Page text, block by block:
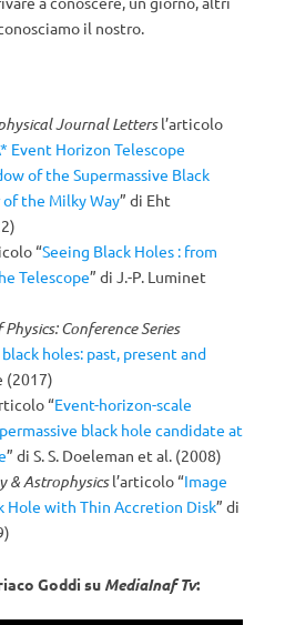
il nostro.
Journal Lettersl’articolo
Event Horizon Telescope
of the Supermassive Black
the Milky Way” di Eht
“Seeing Black Holes : from
Telescope” di J.-P. Luminet
Conference Series
holes: past, present and
(2017)
“Event-horizon-scale
black hole candidate at
” di S. S. Doeleman et al. (2008)
& Astrophysicsl’articolo “Image
Hole with Thin Accretion Disk” di
Goddi su MediaInaf Tv: